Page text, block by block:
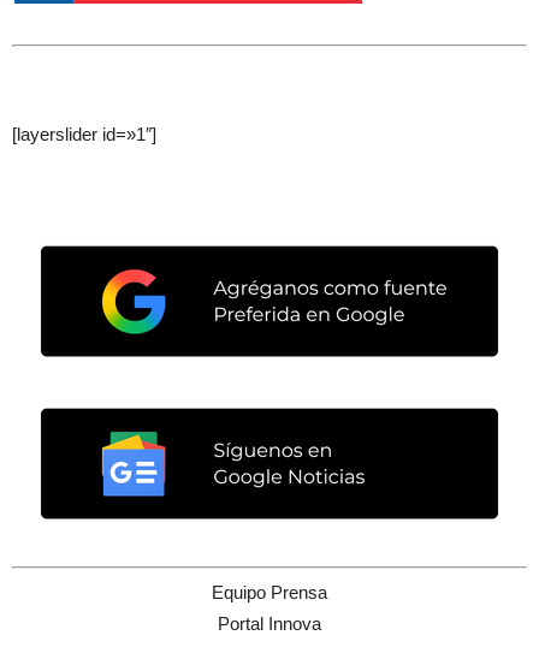
[layerslider id=»1″]
Equipo Prensa
Portal Innova